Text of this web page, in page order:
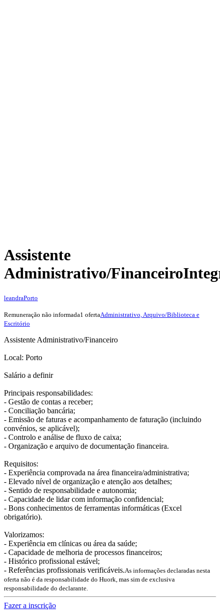
Assistente
Administrativo/Financeiro
leandraPorto
Remuneração não informada1 ofertaAdministrativo, Arquivo/Biblioteca e
Escritório
Assistente Administrativo/Financeiro
Local: Porto
Salário a definir
Principais responsabilidades:
- Gestão de contas a receber;
- Conciliação bancária;
- Emissão de faturas e acompanhamento de faturação (incluindo
convénios, se aplicável);
- Controlo e análise de fluxo de caixa;
- Organização e arquivo de documentação financeira.
Requisitos:
- Experiência comprovada na área financeira/administrativa;
- Elevado nível de organização e atenção aos detalhes;
- Sentido de responsabilidade e autonomia;
- Capacidade de lidar com informação confidencial;
- Bons conhecimentos de ferramentas informáticas (Excel
obrigatório).
Valorizamos:
- Experiência em clínicas ou área da saúde;
- Capacidade de melhoria de processos financeiros;
- Histórico profissional estável;
- Referências profissionais verificáveis.As informações declaradas nesta
oferta não é da responsabilidade do Huork, mas sim de exclusiva
responsabilidade do declarante.
Fazer a inscrição